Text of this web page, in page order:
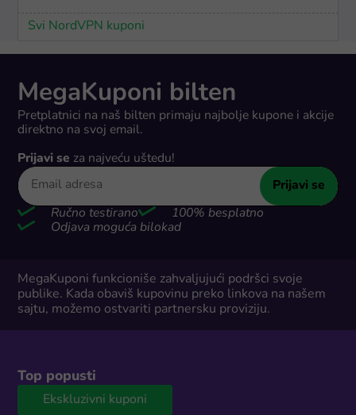
Svi NordVPN kuponi
MegaKuponi bilten
Pretplatnici na naš bilten primaju najbolje kupone i akcije
direktno na svoj email.
Prijavi se za najveću uštedu!
Prijavi se
Ručno testirano
100% besplatno
Odjava moguća bilokad
MegaKuponi funkcioniše zahvaljujući podršci svoje
publike. Kada obaviš kupovinu preko linkova na našem
sajtu, možemo ostvariti partnersku proviziju.
Top popusti
Ekskluzivni kuponi